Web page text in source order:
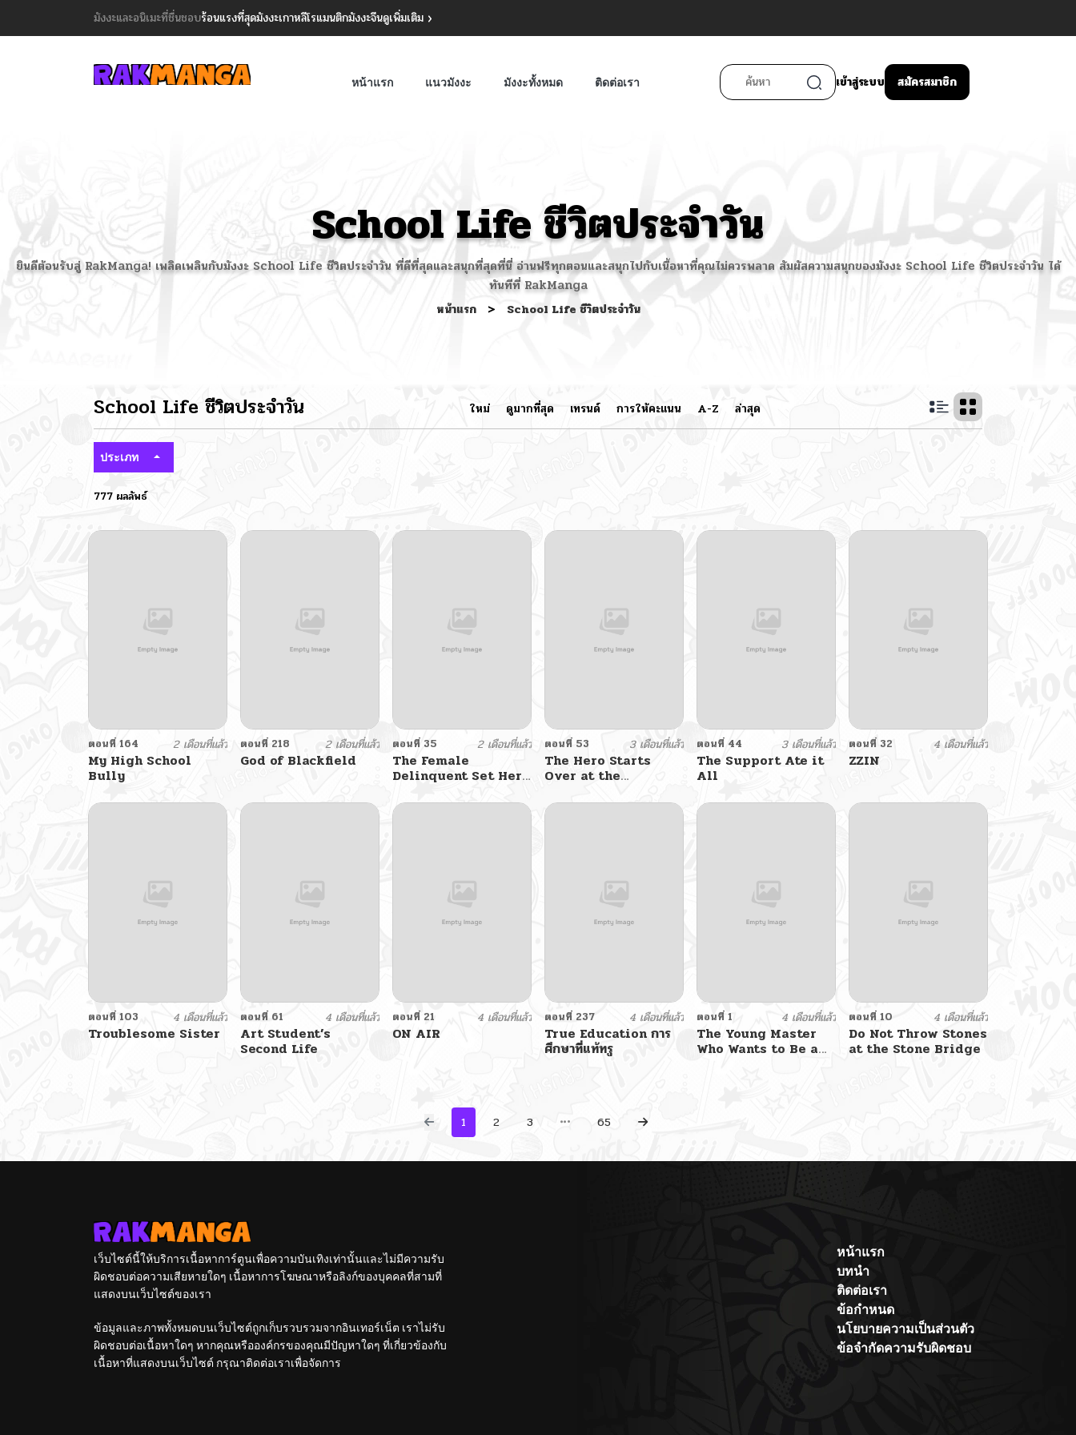
มังงะและอนิเมะที่ชื่นชอบร้อนแรงที่สุดมังงะเกาหลีโรแมนติกมังงะจีนดูเพิ่มเติม
หน้าแรก แนวมังงะ มังงะทั้งหมด ติดต่อเรา เข้าสู่ระบบ สมัครสมาชิก
School Life ชีวิตประจำวัน
ยินดีต้อนรับสู่ RakManga! เพลิดเพลินกับมังงะ School Life ชีวิตประจำวัน ที่ดีที่สุดและสนุกที่สุดที่นี่ อ่านฟรีทุกตอนและสนุกไปกับเนื้อหาที่คุณไม่ควรพลาด สัมผัสความสนุกของมังงะ School Life ชีวิตประจำวัน ได้
ทันทีที่ RakManga
หน้าแรก > School Life ชีวิตประจำวัน
School Life ชีวิตประจำวัน ใหม่ ดูมากที่สุด เทรนด์ การให้คะแนน A-Z ล่าสุด
ประเภท
777 ผลลัพธ์
ตอนที่ 164 2 เดือนที่แล้ว
My High School
Bully
ตอนที่ 218 2 เดือนที่แล้ว
God of Blackfield
ตอนที่ 35 2 เดือนที่แล้ว
The Female
Delinquent Set Her
ตอนที่ 53 3 เดือนที่แล้ว
The Hero Starts
Over at the
ตอนที่ 44 3 เดือนที่แล้ว
The Support Ate it
All
ตอนที่ 32 4 เดือนที่แล้ว
ZZIN
ตอนที่ 103 4 เดือนที่แล้ว
Troublesome Sister
ตอนที่ 61 4 เดือนที่แล้ว
Art Student’s
Second Life
ตอนที่ 21 4 เดือนที่แล้ว
ON AIR
ตอนที่ 237 4 เดือนที่แล้ว
True Education การ
ศึกษาที่แท้ทรู
ตอนที่ 1 4 เดือนที่แล้ว
The Young Master
Who Wants to Be a
ตอนที่ 10 4 เดือนที่แล้ว
Do Not Throw Stones
at the Stone Bridge
1 2 3 65
เว็บไซต์นี้ให้บริการเนื้อหาการ์ตูนเพื่อความบันเทิงเท่านั้นและไม่มีความรับ
ผิดชอบต่อความเสียหายใดๆ เนื้อหาการโฆษณาหรือลิงก์ของบุคคลที่สามที่
แสดงบนเว็บไซต์ของเรา
ข้อมูลและภาพทั้งหมดบนเว็บไซต์ถูกเก็บรวบรวมจากอินเทอร์เน็ต เราไม่รับ
ผิดชอบต่อเนื้อหาใดๆ หากคุณหรือองค์กรของคุณมีปัญหาใดๆ ที่เกี่ยวข้องกับ
เนื้อหาที่แสดงบนเว็บไซต์ กรุณาติดต่อเราเพื่อจัดการ
หน้าแรก
บทนำ
ติดต่อเรา
ข้อกำหนด
นโยบายความเป็นส่วนตัว
ข้อจำกัดความรับผิดชอบ